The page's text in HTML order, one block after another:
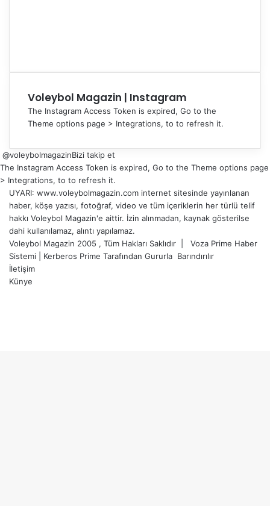
Voleybol Magazin | Instagram
The Instagram Access Token is expired, Go to the
Theme options page > Integrations, to to refresh it.
@voleybolmagazinBizi takip et
The Instagram Access Token is expired, Go to the Theme options page
> Integrations, to to refresh it.
UYARI: www.voleybolmagazin.com internet sitesinde yayınlanan
haber, köşe yazısı, fotoğraf, video ve tüm içeriklerin her türlü telif
hakkı Voleybol Magazin'e aittir. İzin alınmadan, kaynak gösterilse
dahi kullanılamaz, alıntı yapılamaz.
Voleybol Magazin 2005 , Tüm Hakları Saklıdır | Voza Prime Haber
Sistemi
Kerberos Prime Tarafından Gururla Barındırılır
İletişim
Künye